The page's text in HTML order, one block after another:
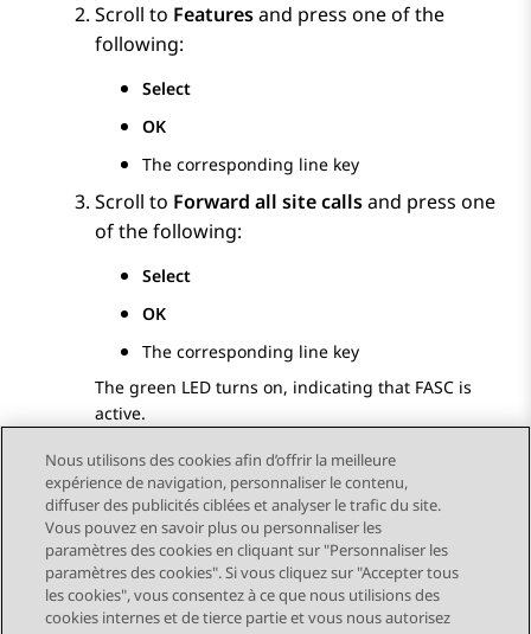
Scroll to Featuresand press one of the
following:
Select
OK
The corresponding line key
Scroll to Forward all site callsand press one
of the following:
Select
OK
The corresponding line key
The green LED turns on, indicating that FASC is
active.
Send Feedback
Nous utilisons des cookies afin d’offrir la meilleure
expérience de navigation, personnaliser le contenu,
diffuser des publicités ciblées et analyser le trafic du site.
Vous pouvez en savoir plus ou personnaliser les
paramètres des cookies en cliquant sur "Personnaliser les
paramètres des cookies". Si vous cliquez sur "Accepter tous
les cookies", vous consentez à ce que nous utilisions des
cookies internes et de tierce partie et vous nous autorisez